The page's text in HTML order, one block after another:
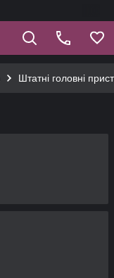
Штатні головні